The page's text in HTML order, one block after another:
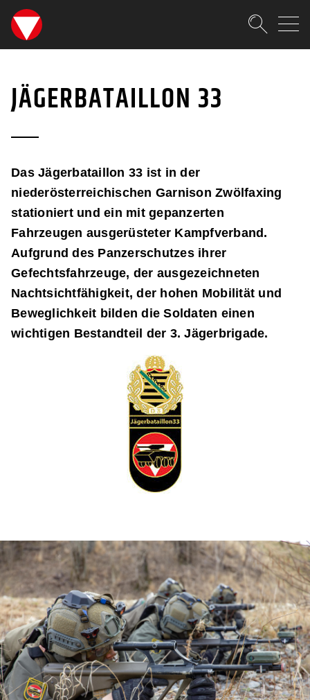
SKIPLINKS
JÄGERBATAILLON 33
JÄGERBATAILLON 33
Das Jägerbataillon 33 ist in der
niederösterreichischen Garnison Zwölfaxing
stationiert und ein mit gepanzerten
Fahrzeugen ausgerüsteter Kampfverband.
Aufgrund des Panzerschutzes ihrer
Gefechtsfahrzeuge, der ausgezeichneten
Nachtsichtfähigkeit, der hohen Mobilität und
Beweglichkeit bilden die Soldaten einen
wichtigen Bestandteil der 3. Jägerbrigade.